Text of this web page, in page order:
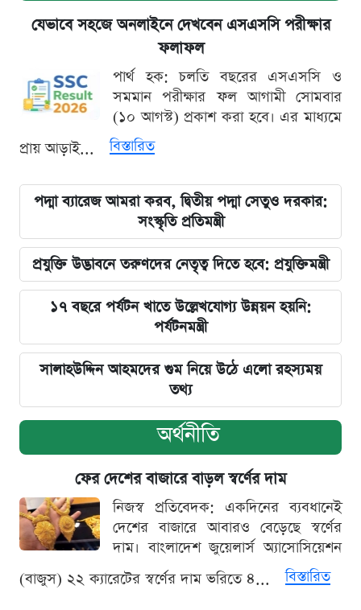
যেভাবে সহজে অনলাইনে দেখবেন এসএসসি পরীক্ষার
ফলাফল
পার্থ হক: চলতি বছরের এসএসসি ও
সমমান পরীক্ষার ফল আগামী সোমবার
(১০ আগস্ট) প্রকাশ করা হবে। এর মাধ্যমে
প্রায় আড়াই...
বিস্তারিত
পদ্মা ব্যারেজ আমরা করব, দ্বিতীয় পদ্মা সেতুও দরকার:
সংস্কৃতি প্রতিমন্ত্রী
প্রযুক্তি উদ্ভাবনে তরুণদের নেতৃত্ব দিতে হবে: প্রযুক্তিমন্ত্রী
১৭ বছরে পর্যটন খাতে উল্লেখযোগ্য উন্নয়ন হয়নি:
পর্যটনমন্ত্রী
সালাহউদ্দিন আহমদের গুম নিয়ে উঠে এলো রহস্যময়
তথ্য
অর্থনীতি
ফের দেশের বাজারে বাড়ল স্বর্ণের দাম
নিজস্ব প্রতিবেদক: একদিনের ব্যবধানেই
দেশের বাজারে আবারও বেড়েছে স্বর্ণের
দাম। বাংলাদেশ জুয়েলার্স অ্যাসোসিয়েশন
(বাজুস) ২২ ক্যারেটের স্বর্ণের দাম ভরিতে ৪...
বিস্তারিত